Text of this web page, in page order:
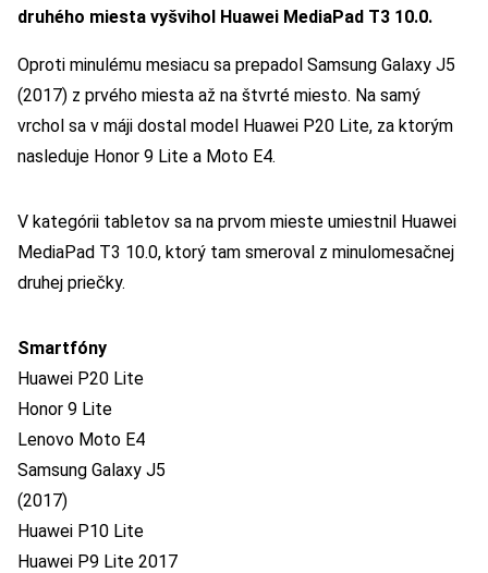
druhého miesta vyšvihol Huawei MediaPad T3 10.0.
Oproti minulému mesiacu sa prepadol Samsung Galaxy J5
(2017) z prvého miesta až na štvrté miesto. Na samý
vrchol sa v máji dostal model Huawei P20 Lite, za ktorým
nasleduje Honor 9 Lite a Moto E4.
V kategórii tabletov sa na prvom mieste umiestnil Huawei
MediaPad T3 10.0, ktorý tam smeroval z minulomesačnej
druhej priečky.
Smartfóny
Huawei P20 Lite
Honor 9 Lite
Lenovo Moto E4
Samsung Galaxy J5
(2017)
Huawei P10 Lite
Huawei P9 Lite 2017